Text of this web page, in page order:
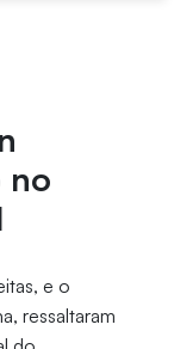
no
e o
ressaltaram